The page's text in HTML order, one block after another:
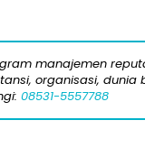
manajemen
organisasi, dunia
08531-5557788